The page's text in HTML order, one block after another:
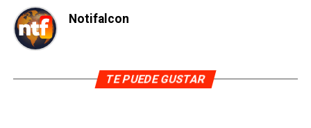
Notifalcon
TE PUEDE GUSTAR